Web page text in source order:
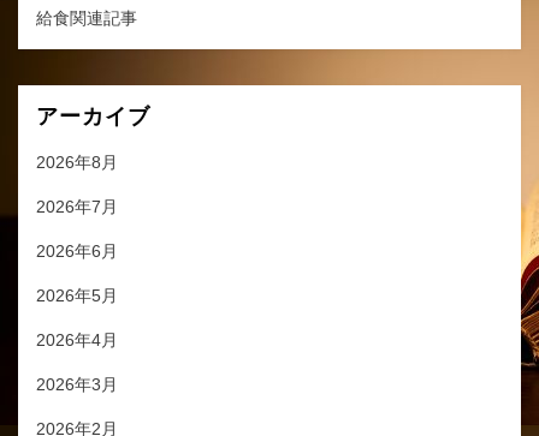
給食関連記事
アーカイブ
2026年8月
2026年7月
2026年6月
2026年5月
2026年4月
2026年3月
2026年2月